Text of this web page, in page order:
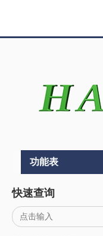
功能表
快速查询